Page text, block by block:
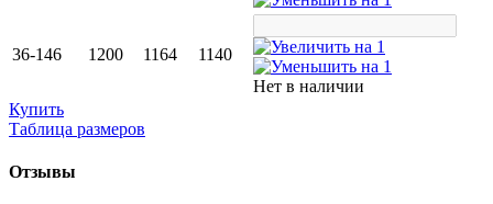
36-146 1200 1164
1140
Нет в наличии
Купить
Таблица размеров
Отзывы